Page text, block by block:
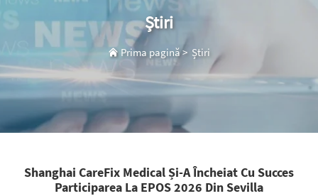
Știri
Prima pagină> Știri
Shanghai CareFix Medical Și-A Încheiat Cu Succes
Participarea La EPOS 2026 Din Sevilla